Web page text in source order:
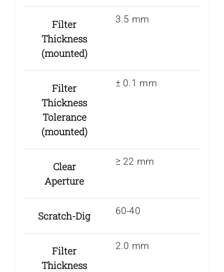
Filter
Thickness
(mounted)
3.5 mm
Filter
Thickness
Tolerance
(mounted)
± 0.1 mm
Clear
Aperture
≥ 22 mm
Scratch-Dig 60-40
Filter
Thickness
2.0 mm